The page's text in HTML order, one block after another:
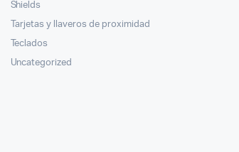
Shields
Tarjetas y llaveros de proximidad
Teclados
Uncategorized